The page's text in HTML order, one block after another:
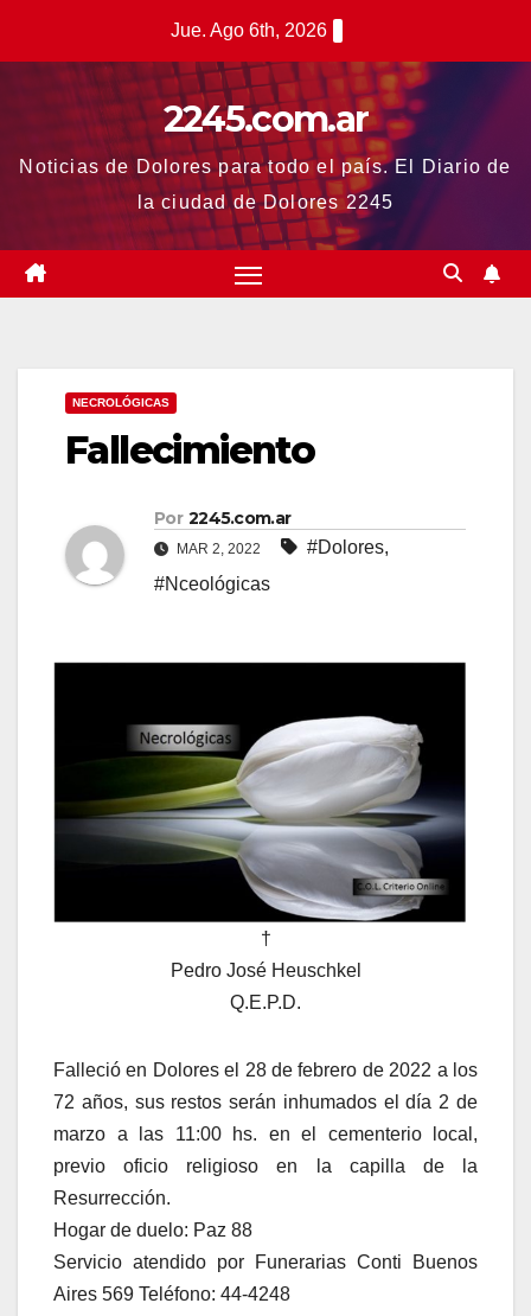
Jue. Ago 6th, 2026
2245.com.ar
Noticias de Dolores para todo el país. El Diario de
la ciudad de Dolores 2245
NECROLÓGICAS
Fallecimiento
Por 2245.com.ar
MAR 2, 2022 #Dolores,
#Nceológicas
†
Pedro José Heuschkel
Q.E.P.D.
Falleció en Dolores el 28 de febrero de 2022 a los
72 años, sus restos serán inhumados el día 2 de
marzo a las 11:00 hs. en el cementerio local,
previo oficio religioso en la capilla de la
Resurrección.
Hogar de duelo: Paz 88
Servicio atendido por Funerarias Conti Buenos
Aires 569 Teléfono: 44-4248